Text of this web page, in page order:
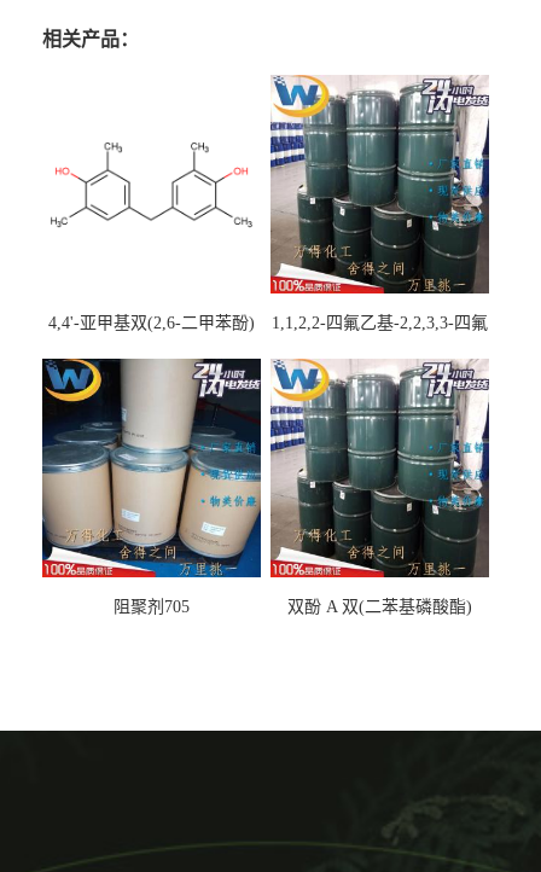
相关产品：
4,4'-亚甲基双(2,6-二甲苯酚)
1,1,2,2-四氟乙基-2,2,3,3-四氟
阻聚剂705 双酚 A 双(二苯基磷酸酯)